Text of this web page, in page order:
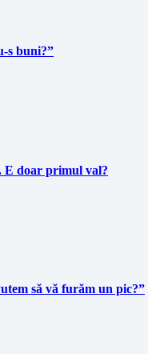
s buni?”
E doar primul val?
să vă furăm un pic?”